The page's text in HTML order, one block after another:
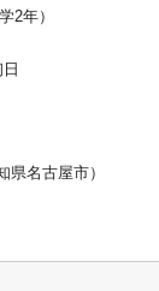
2年）
名古屋市）